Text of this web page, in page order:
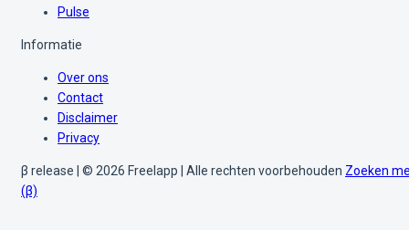
Pulse
Informatie
Over ons
Contact
Disclaimer
Privacy
β release | © 2026 Freelapp | Alle rechten voorbehouden Zoeken
(β)